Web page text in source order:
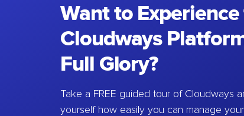
Want to
Cloudways
Full Glory?
Take a FREE guided tour of Cloudways
yourself how easily you can manage